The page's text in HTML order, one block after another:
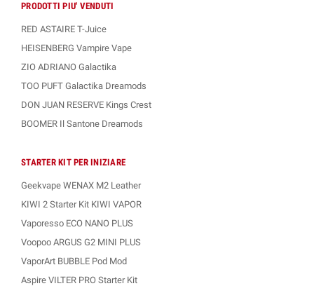
PRODOTTI PIU' VENDUTI
RED ASTAIRE T-Juice
HEISENBERG Vampire Vape
ZIO ADRIANO Galactika
TOO PUFT Galactika Dreamods
DON JUAN RESERVE Kings Crest
BOOMER Il Santone Dreamods
STARTER KIT PER INIZIARE
Geekvape WENAX M2 Leather
KIWI 2 Starter Kit KIWI VAPOR
Vaporesso ECO NANO PLUS
Voopoo ARGUS G2 MINI PLUS
VaporArt BUBBLE Pod Mod
Aspire VILTER PRO Starter Kit